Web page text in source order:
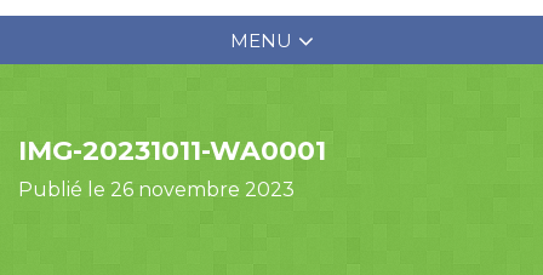
MENU
IMG-20231011-WA0001
Publié le 26 novembre 2023